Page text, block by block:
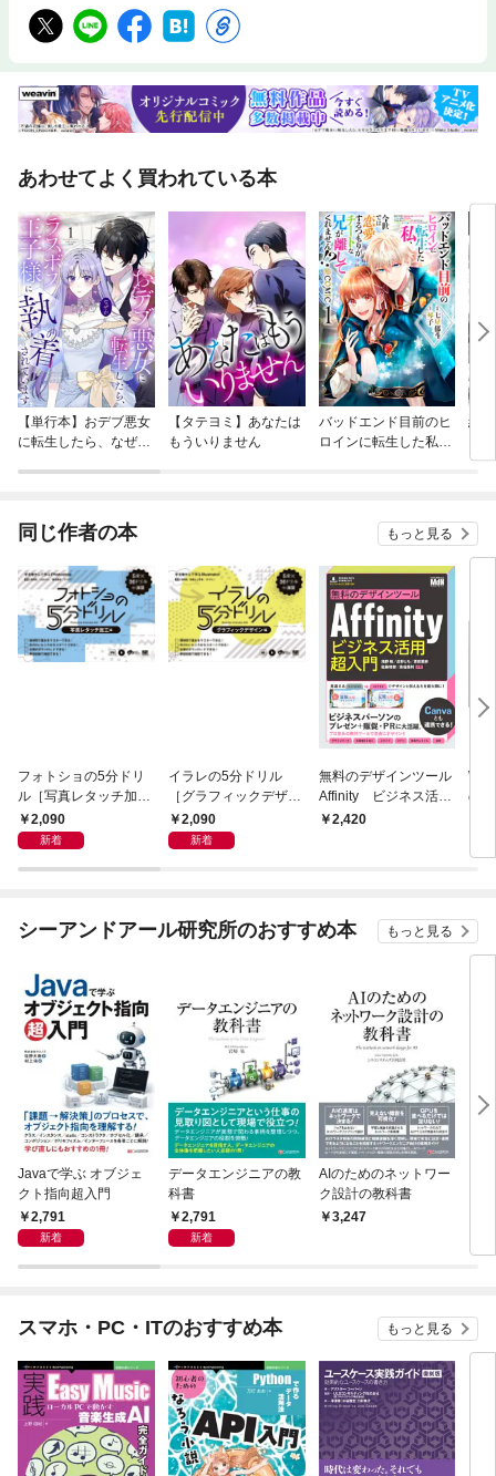
あわせてよく買われている本
【単行本】おデブ悪女
に転生したら、なぜか
【タテヨミ】あなたは
もういりません
バッドエンド目前のヒ
ロインに転生した私、
結
同じ作者の本 もっと見る
フォトショの5分ドリ
ル［写真レタッチ加工
編］ 手を動かして学ぶ
Photoshop
2,090
新着
イラレの5分ドリル
［グラフィックデザイ
ン編］ 手を動かして学
ぶIllustrator
2,090
新着
無料のデザインツール
Affinity ビジネス活用
超入門
2,420
の
シーアンドアール研究所のおすすめ本 もっと見る
Javaで学ぶ オブジェ
クト指向超入門
2,791
新着
データエンジニアの教
科書
2,791
新着
AIのためのネットワー
ク設計の教科書
3,247
スマホ・PC・ITのおすすめ本 もっと見る